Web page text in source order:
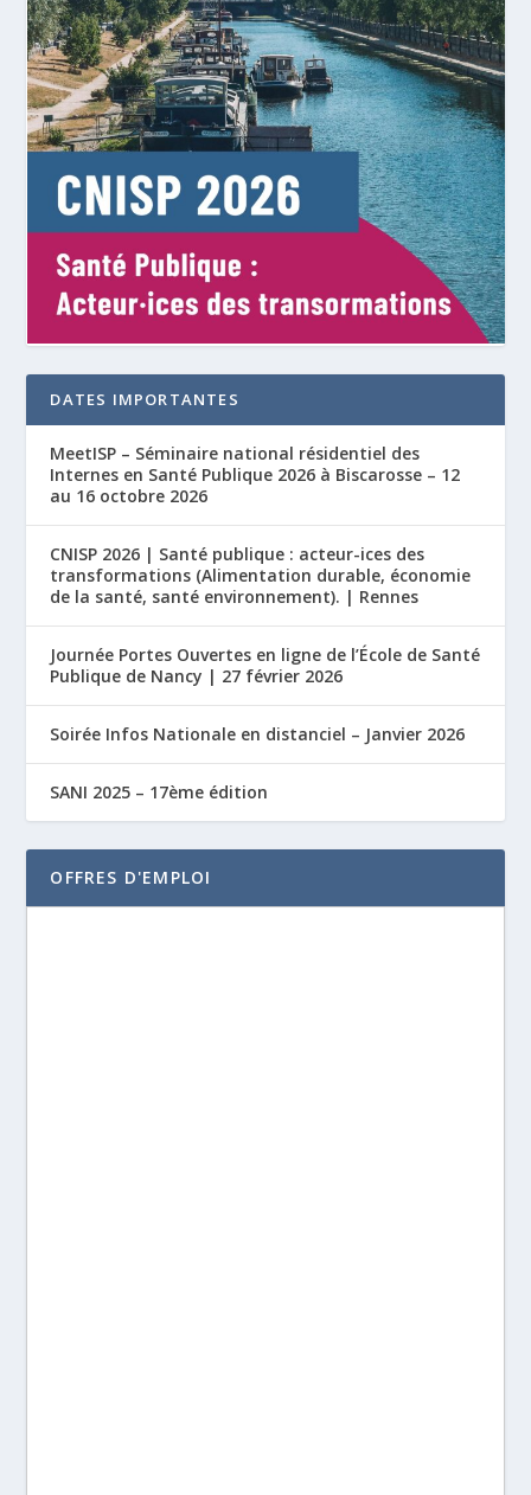
DATES IMPORTANTES
MeetISP – Séminaire national résidentiel des
Internes en Santé Publique 2026 à Biscarosse – 12
au 16 octobre 2026
CNISP 2026 | Santé publique : acteur-ices des
transformations (Alimentation durable, économie
de la santé, santé environnement). | Rennes
Journée Portes Ouvertes en ligne de l’École de Santé
Publique de Nancy | 27 février 2026
Soirée Infos Nationale en distanciel – Janvier 2026
SANI 2025 – 17ème édition
OFFRES D'EMPLOI